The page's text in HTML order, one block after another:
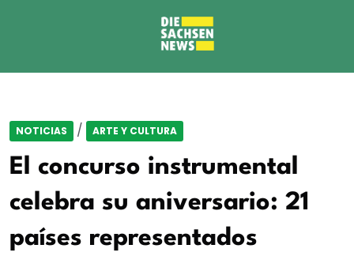
NOTICIAS / ARTE Y CULTURA
El concurso instrumental
celebra su aniversario: 21
países representados